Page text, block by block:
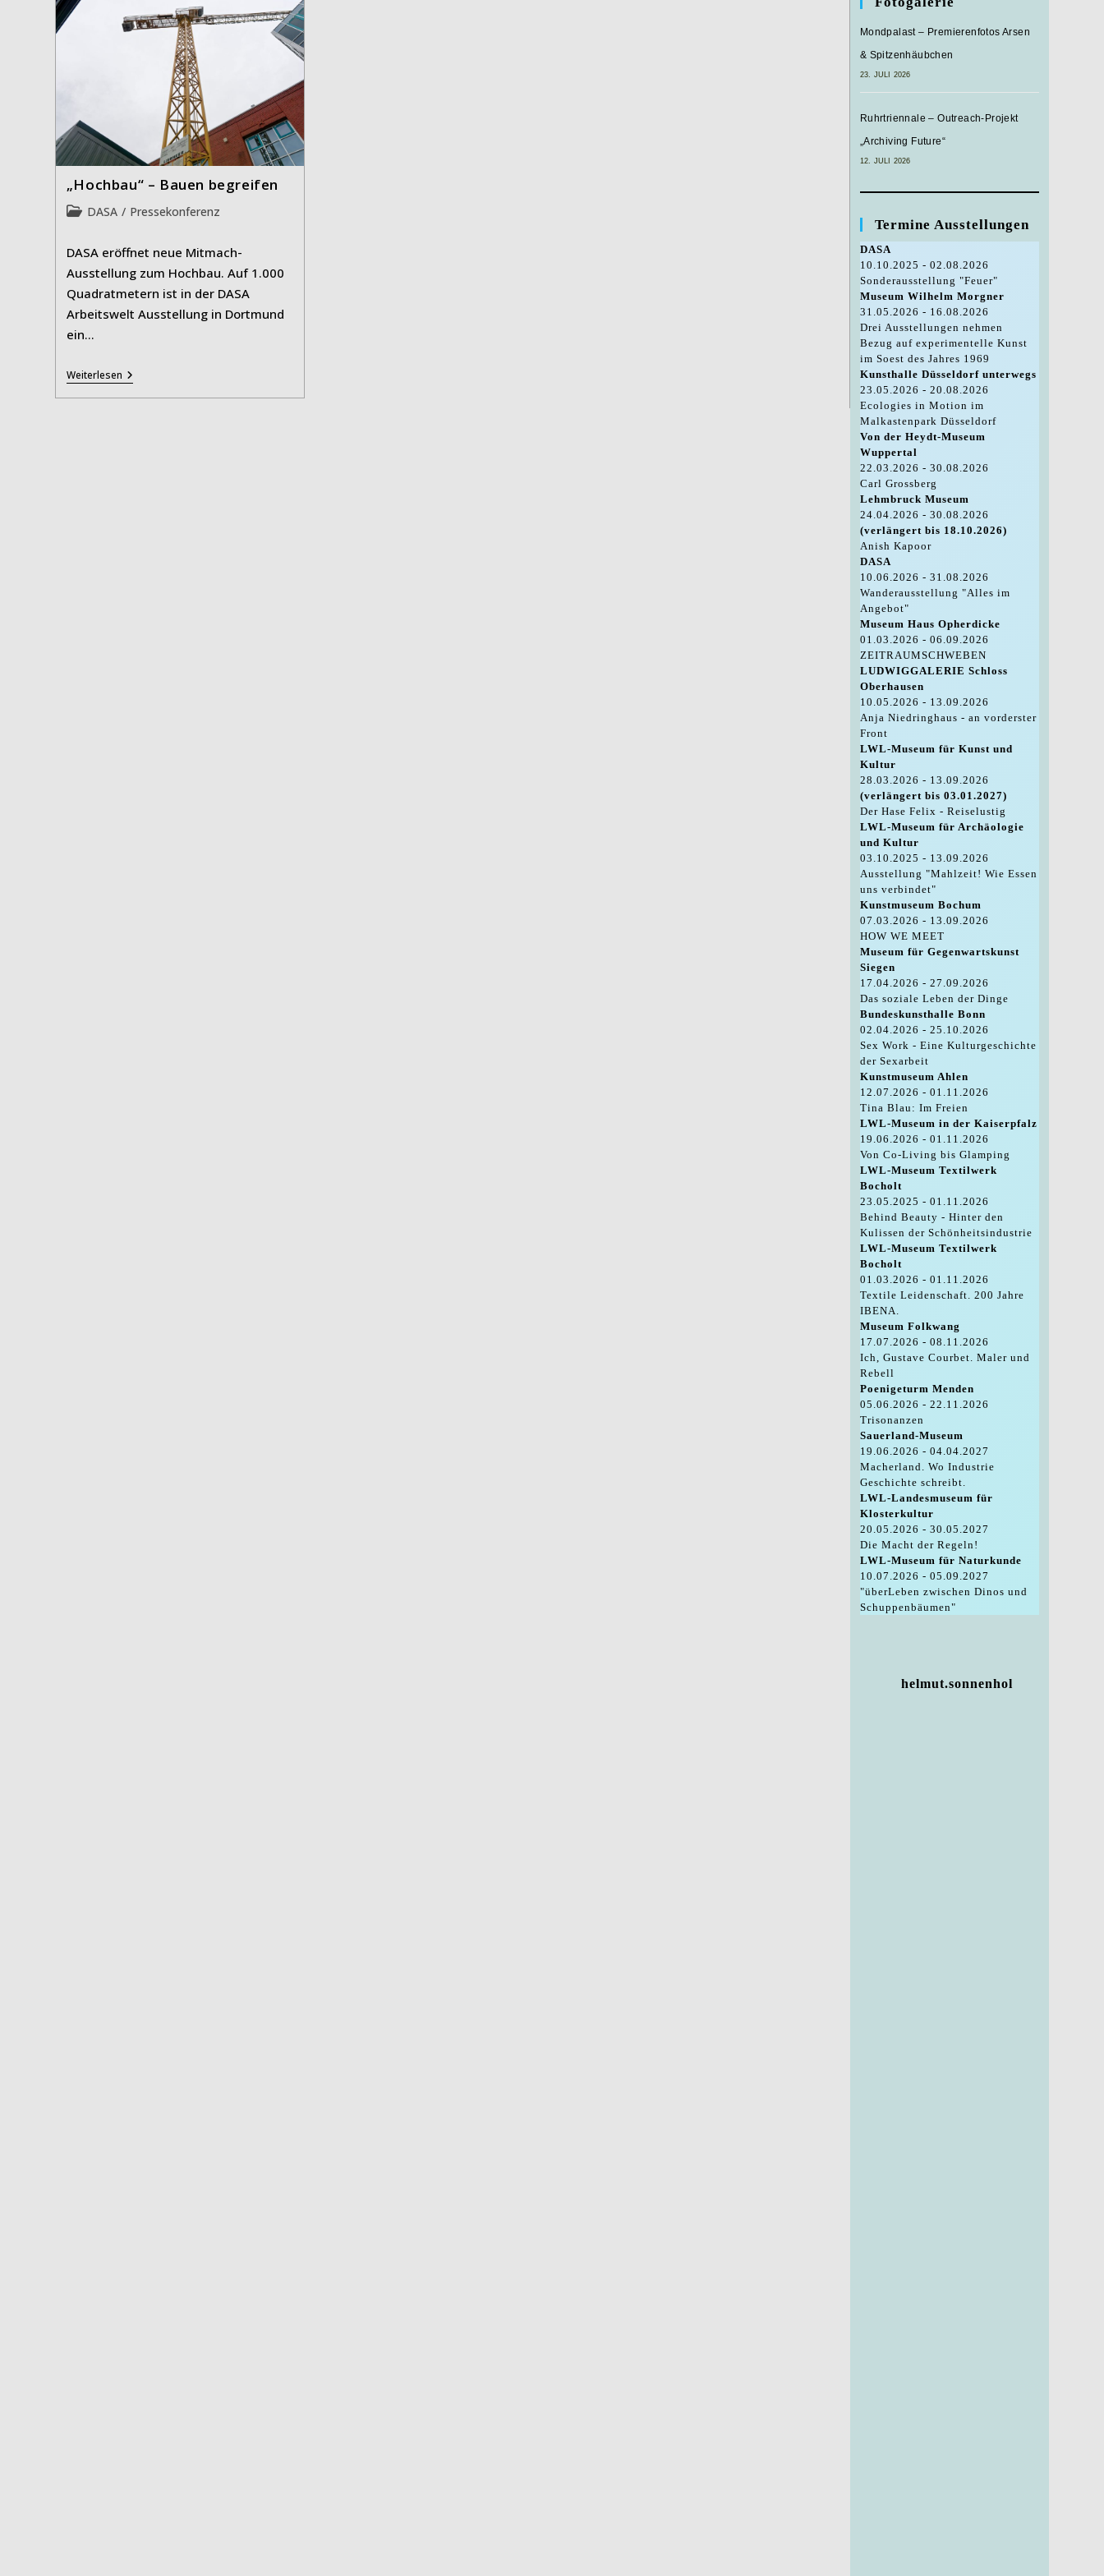
„Hochbau“ – Bauen begreifen
Beitrags-
DASA / Pressekonferenz
DASA eröffnet neue Mitmach-
Ausstellung zum Hochbau. Auf 1.000
Quadratmetern ist in der DASA
Arbeitswelt Ausstellung in Dortmund
ein…
Weiterlesen„Hochbau“
–
Bauen
Mondpalast – Premierenfotos Arsen
& Spitzenhäubchen
23. JULI 2026
Ruhrtriennale – Outreach-Projekt
„Archiving Future“
12. JULI 2026
Termine Ausstellungen
DASA
10.10.2025 - 02.08.2026
Sonderausstellung "Feuer"
Museum Wilhelm Morgner
31.05.2026 - 16.08.2026
Drei Ausstellungen nehmen
Bezug auf experimentelle Kunst
im Soest des Jahres 1969
Kunsthalle Düsseldorf unterwegs
23.05.2026 - 20.08.2026
Ecologies in Motion im
Malkastenpark Düsseldorf
Von der Heydt-Museum
Wuppertal
22.03.2026 - 30.08.2026
Carl Grossberg
Lehmbruck Museum
24.04.2026 - 30.08.2026
(verlängert bis 18.10.2026)
Anish Kapoor
DASA
10.06.2026 - 31.08.2026
Wanderausstellung "Alles im
Angebot"
Museum Haus Opherdicke
01.03.2026 - 06.09.2026
ZEITRAUMSCHWEBEN
LUDWIGGALERIE Schloss
Oberhausen
10.05.2026 - 13.09.2026
Anja Niedringhaus - an vorderster
Front
LWL-Museum für Kunst und
Kultur
28.03.2026 - 13.09.2026
(verlängert bis 03.01.2027)
Der Hase Felix - Reiselustig
LWL-Museum für Archäologie
und Kultur
03.10.2025 - 13.09.2026
Ausstellung "Mahlzeit! Wie Essen
uns verbindet"
Kunstmuseum Bochum
07.03.2026 - 13.09.2026
HOW WE MEET
Museum für Gegenwartskunst
Siegen
17.04.2026 - 27.09.2026
Das soziale Leben der Dinge
Bundeskunsthalle Bonn
02.04.2026 - 25.10.2026
Sex Work - Eine Kulturgeschichte
der Sexarbeit
Kunstmuseum Ahlen
12.07.2026 - 01.11.2026
Tina Blau: Im Freien
LWL-Museum in der Kaiserpfalz
19.06.2026 - 01.11.2026
Von Co-Living bis Glamping
LWL-Museum Textilwerk
Bocholt
23.05.2025 - 01.11.2026
Behind Beauty - Hinter den
Kulissen der Schönheitsindustrie
LWL-Museum Textilwerk
Bocholt
01.03.2026 - 01.11.2026
Textile Leidenschaft. 200 Jahre
IBENA.
Museum Folkwang
17.07.2026 - 08.11.2026
Ich, Gustave Courbet. Maler und
Rebell
Poenigeturm Menden
05.06.2026 - 22.11.2026
Trisonanzen
Sauerland-Museum
19.06.2026 - 04.04.2027
Macherland. Wo Industrie
Geschichte schreibt.
LWL-Landesmuseum für
Klosterkultur
20.05.2026 - 30.05.2027
Die Macht der Regeln!
LWL-Museum für Naturkunde
10.07.2026 - 05.09.2027
"überLeben zwischen Dinos und
Schuppenbäumen"
helmut.sonnenhol